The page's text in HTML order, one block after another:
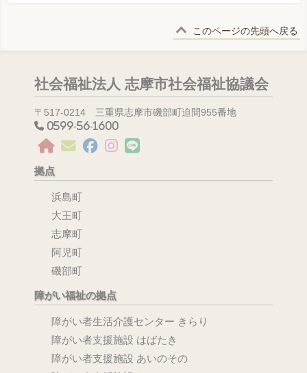
このページの先頭へ戻る
社会福祉法人 志摩市社会福祉協議会
〒517-0214 三重県志摩市磯部町迫間955番地
0599-56-1600
拠点
浜島町
大王町
志摩町
阿児町
磯部町
障がい福祉の拠点
障がい者生活介護センター きらり
障がい者支援施設 はばたき
障がい者支援施設 あいのその